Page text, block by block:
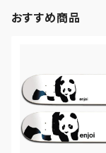
おすすめ商品